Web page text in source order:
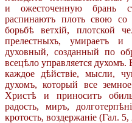
и ожесточенную брань
распинаютъ плоть свою
борьбѣ ветхій, плотской
прелестныхъ, умираетъ
духовный, созданный по
всецѣло управляется духомъ.
каждое дѣйствіе, мысли,
духомъ, который все
Христѣ и приноситъ
радость, миръ,
кротость, воздержаніе (Гал. 5,